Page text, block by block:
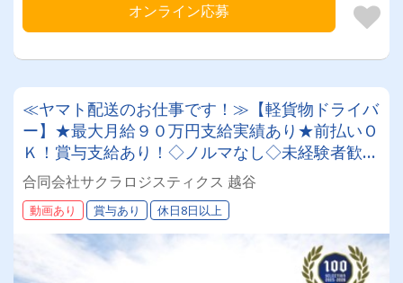
オンライン応募
≪ヤマト配送のお仕事です！≫【軽貨物ドライバ
ー】★最大月給９０万円支給実績あり★前払いＯ
Ｋ！賞与支給あり！◇ノルマなし◇未経験者歓迎
◇入社支度金支給◇ドラEVER公式Tiktokにてサ
クラロジのショート動画公開中♪
合同会社サクラロジスティクス 越谷
動画あり 賞与あり 休日8日以上